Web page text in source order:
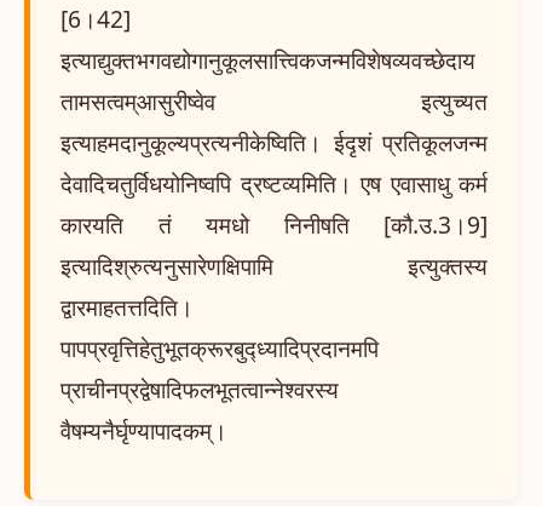
[6।42]
इत्याद्युक्तभगवद्योगानुकूलसात्त्विकजन्मविशेषव्यवच्छेदाय
तामसत्वम्आसुरीष्वेव इत्युच्यत
इत्याहमदानुकूल्यप्रत्यनीकेष्विति। ईदृशं प्रतिकूलजन्म
देवादिचतुर्विधयोनिष्वपि द्रष्टव्यमिति। एष एवासाधु कर्म
कारयति तं यमधो निनीषति [कौ.उ.3।9]
इत्यादिश्रुत्यनुसारेणक्षिपामि इत्युक्तस्य
द्वारमाहतत्तदिति।
पापप्रवृत्तिहेतुभूतक्रूरबुद्ध्यादिप्रदानमपि
प्राचीनप्रद्वेषादिफलभूतत्वान्नेश्वरस्य
वैषम्यनैर्घृण्यापादकम्।